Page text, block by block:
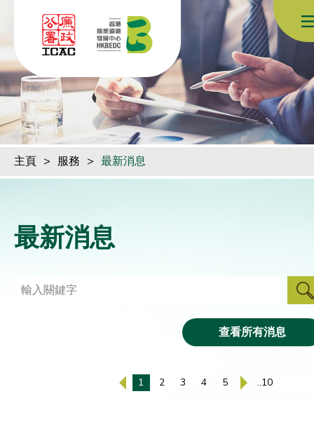
跳到內容（按回車鍵）
主頁 > 服務 > 最新消息
最新消息
查看所有消息
1 2 3 4 5 ..10